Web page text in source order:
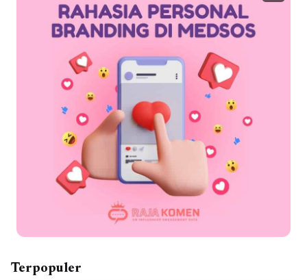
Terpopuler